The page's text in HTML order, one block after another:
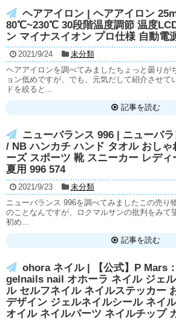
ヘアアイロン | ヘアアイロン
80℃~230℃ 30段階温度調節 温度
ン マイナスイオン プロ仕様 自動電
2021/9/24
未分類
ヘアアイロンを調べてみましたちょっと曇りが
ョン低めですが、でも、元気だして紹介させて
ドを絞ると...
記事を読む
ニューバランス 996 | ニューバ
/ NB ハンカチ ハンド タオル おしゃ
ーズ スポーツ 靴 スニーカー レデ
夏用 996 574
2021/9/23
未分類
ニューバランス 996を調べてみましたこの売り
のことなんですが、ロクマルサンの批判をみて
初め...
記事を読む
ohora ネイル | 【公式】P Mars
gelnails nail オホーラ ネイル ジェ
ル セルフネイル ネイルステッカー
デザイン ジェルネイルシール ネイ
オイル ネイルパーツ ネイルチップ